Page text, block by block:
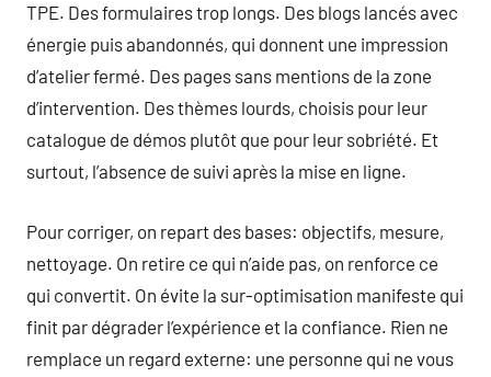
TPE. Des formulaires trop longs. Des blogs lancés avec
énergie puis abandonnés, qui donnent une impression
d’atelier fermé. Des pages sans mentions de la zone
d’intervention. Des thèmes lourds, choisis pour leur
catalogue de démos plutôt que pour leur sobriété. Et
surtout, l’absence de suivi après la mise en ligne.
Pour corriger, on repart des bases: objectifs, mesure,
nettoyage. On retire ce qui n’aide pas, on renforce ce
qui convertit. On évite la sur-optimisation manifeste qui
finit par dégrader l’expérience et la confiance. Rien ne
remplace un regard externe: une personne qui ne vous